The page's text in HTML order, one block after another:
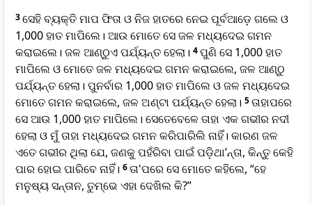
3ସେହି ବ୍ୟକ୍ତି ମାପ ଫିତା ଓ ନିଜ ହାତରେ ନେଇ ପୂର୍ବଆଡ଼େ ଗଲେ ଓ
1,000 ହାତ ମାପିଲେ। ଆଉ ମୋତେ ସେ ଜଳ ମଧ୍ୟଦେଇ ଗମନ
କରାଇଲେ। ଜଳ ଆଣ୍ଠୁଏ ପର୍ଯ୍ୟନ୍ତ ହେଲା। 4ପୁଣି ସେ 1,000 ହାତ
ମାପିଲେ ଓ ମୋତେ ଜଳ ମଧ୍ୟଦେଇ ଗମନ କରାଇଲେ, ଜଳ ଆଣ୍ଠୁ
ପର୍ଯ୍ୟନ୍ତ ହେଲା। ପୁନର୍ବାର 1,000 ହାତ ମାପିଲେ ଓ ଜଳ ମଧ୍ୟଦେଇ
ମୋତେ ଗମନ କରାଇଲେ, ଜଳ ଅଣ୍ଟା ପର୍ଯ୍ୟନ୍ତ ହେଲା। 5ତାହାପରେ
ସେ ଆଉ 1,000 ହାତ ମାପିଲେ। ସେତେବେଳେ ତାହା ଏକ ଗଭୀର ନଦୀ
ହେଲା ଓ ମୁଁ ତାହା ମଧ୍ୟଦେଇ ଗମନ କରିପାରିଲି ନାହିଁ। କାରଣ ଜଳ
ଏତେ ଗଭୀର ଥିଲା ଯେ, ଜଣକୁ ପହଁରିବା ପାଇଁ ପଡ଼ିଥା’ନ୍ତା, କିନ୍ତୁ କେହି
ପାର ହୋଇ ପାରିବେ ନାହିଁ। 6ତା'ପରେ ସେ ମୋତେ କହିଲେ, “ହେ
ମନୁଷ୍ୟ ସନ୍ତାନ, ତୁମ୍ଭେ ଏହା ଦେଖିଲ କି?”